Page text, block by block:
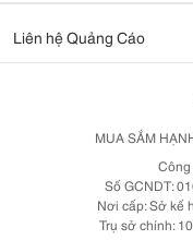
Liên hệ Quảng Cáo
MUA SẮM
Công
Số GCNDT:
Nơi cấp: Sở kế
Trụ sở chính: